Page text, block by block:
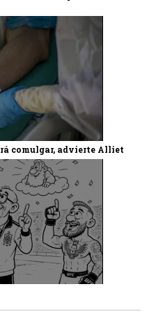
comulgar, advierte Alliet